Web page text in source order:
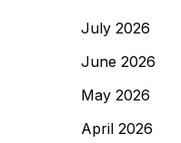
July 2026
June 2026
May 2026
April 2026